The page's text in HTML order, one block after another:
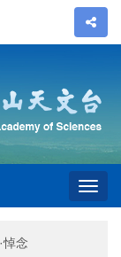
悼念